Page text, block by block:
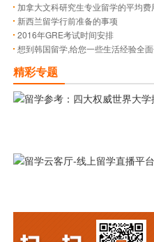
加拿大文科研究生专业留学的平均费
新西兰留学行前准备的事项
2016年GRE考试时间安排
想到韩国留学,给您一些生活经验全
精彩专题